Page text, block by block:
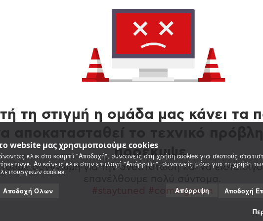
website μας χρησιμοποιούμε cookies
κλικ στο κουμπί "Αποδοχή", συναινείς στη χρήση cookies για σκοπούς
Αν κάνεις κλικ στην επιλογή "Απόρριψη", συναινείς μόνο για τη χρήση
cookies.
Αποδοχή Όλων Αποδοχή
Απόρριψη
τη στιγμή η ομάδα μας κάνει τα
προέκυψε.
συγγνώμη για την αναστάτωση και να είστε
#staytuned #comingsoon